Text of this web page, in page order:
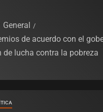
General
de acuerdo con el
de lucha contra la pobreza